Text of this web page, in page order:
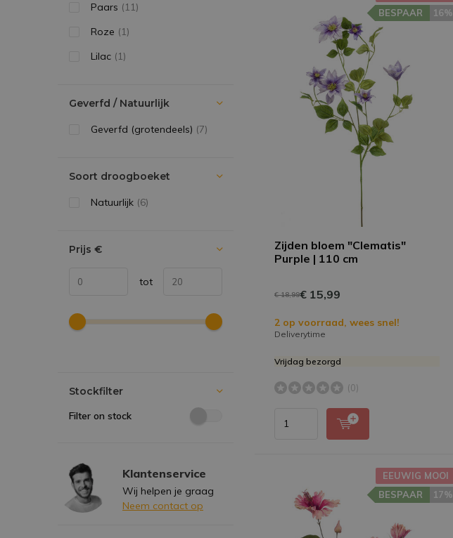
Zijden bloem "Clematis"
Purple | 110 cm
16%
BESPAAR
€ 18,99€ 15,99
2 op voorraad, wees snel!
Deliverytime
Vrijdag bezorgd
(0)
EEUWIG MOOI
17%
BESPAAR
Paars (11)
Roze (1)
Lilac (1)
Geverfd / Natuurlijk
Geverfd (grotendeels) (7)
Soort droogboeket
Natuurlijk (6)
Prijs €
tot
Stockfilter
Filter on stock
Klantenservice
Wij helpen je graag
Neem contact op